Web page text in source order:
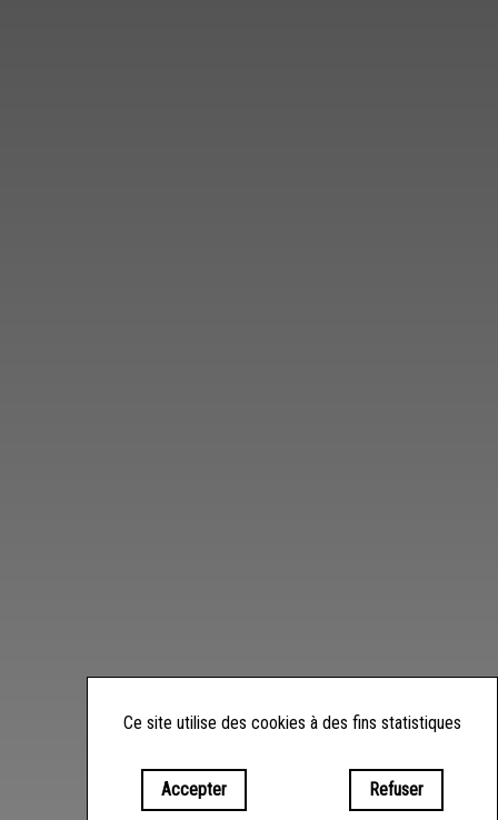
Ce site utilise des cookies à des fins statistiques
Accepter Refuser